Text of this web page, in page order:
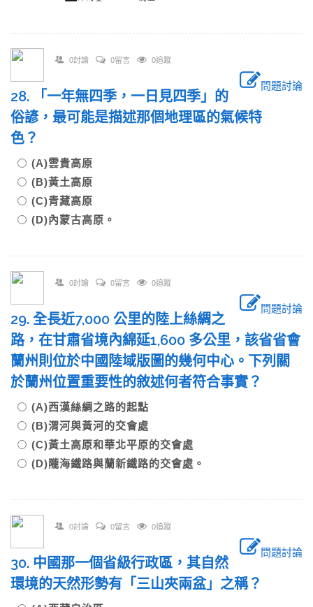
0討論 0留言 0追蹤
問題討論
28. 「一年無四季，一日見四季」的
俗諺，最可能是描述那個地理區的氣候特
色？
(A)雲貴高原
(B)黃土高原
(C)青藏高原
(D)內蒙古高原。
0討論 0留言 0追蹤
問題討論
29. 全長近7,000 公里的陸上絲綢之
路，在甘肅省境內綿延1,600 多公里，該省省會
蘭州則位於中國陸域版圖的幾何中心。下列關
於蘭州位置重要性的敘述何者符合事實？
(A)西漢絲綢之路的起點
(B)渭河與黃河的交會處
(C)黃土高原和華北平原的交會處
(D)隴海鐵路與蘭新鐵路的交會處。
0討論 0留言 0追蹤
問題討論
30. 中國那一個省級行政區，其自然
環境的天然形勢有「三山夾兩盆」之稱？